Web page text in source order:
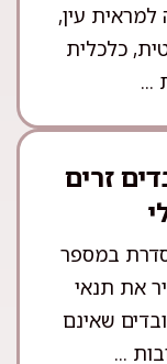
עין,
כלכלית
...
זרים
במספר
את תנאי
שאינם
...